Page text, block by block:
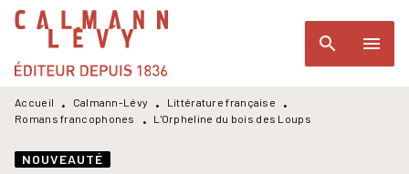
MENU RECHERCHE
PIED DE PAGE
search menu
Accueil • Calmann-Lévy • Littérature française
•
Romans francophones
• L'Orpheline du bois des Loups
NOUVEAUTÉ